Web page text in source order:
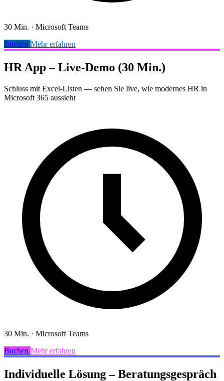
30 Min. · Microsoft Teams
Buchen Mehr erfahren
HR App – Live-Demo (30 Min.)
Schluss mit Excel-Listen — sehen Sie live, wie modernes HR in
Microsoft 365 aussieht
30 Min. · Microsoft Teams
Buchen Mehr erfahren
Individuelle Lösung – Beratungsgespräch